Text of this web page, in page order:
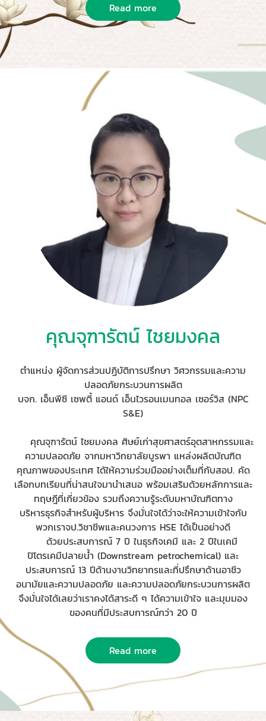
Read more
คุณจุฑารัตน์ ไชยมงคล
ตำแหน่ง ผู้จัดการส่วนปฏิบัติการปรึกษา วิศวกรรมและความ
ปลอดภัยกระบวนการผลิต
บจก. เอ็นพีซี เซพตี้ แอนด์ เอ็นไวรอนเมนทอล เซอร์วิส (NPC
S&E)
คุณจุฑารัตน์ ไชยมงคล ศิษย์เก่าสุขศาสตร์อุตสาหกรรมและ
ความปลอดภัย จากมหาวิทยาลัยบูรพา แหล่งผลิตบัณฑิต
คุณภาพของประเทศ ได้ให้ความร่วมมืออย่างเต็มที่กับสอป. คัด
เลือกบทเรียนที่น่าสนใจมานำเสนอ พร้อมเสริมด้วยหลักการและ
ทฤษฎีที่เกี่ยวข้อง รวมถึงความรู้ระดับมหาบัณฑิตทาง
บริหารธุรกิจสำหรับผู้บริหาร จึงมั่นใจได้ว่าจะให้ความเข้าใจกับ
พวกเราจป.วิชาชีพและคนวงการ HSE ได้เป็นอย่างดี
ด้วยประสบการณ์ 7 ปี ในธุรกิจเคมี และ 2 ปีในเคมี
ปิโตรเคมีปลายน้ำ (Downstream petrochemical) และ
ประสบการณ์ 13 ปีด้านงานวิทยากรและที่ปรึกษาด้านอาชีว
อนามัยและความปลอดภัย และความปลอดภัยกระบวนการผลิต
จึงมั่นใจได้เลยว่าเราคงได้สาระดี ๆ ได้ความเข้าใจ และมุมมอง
ของคนที่มีประสบการณ์กว่า 20 ปี
Read more